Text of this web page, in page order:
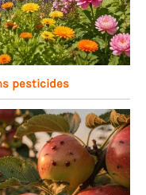
pesticides